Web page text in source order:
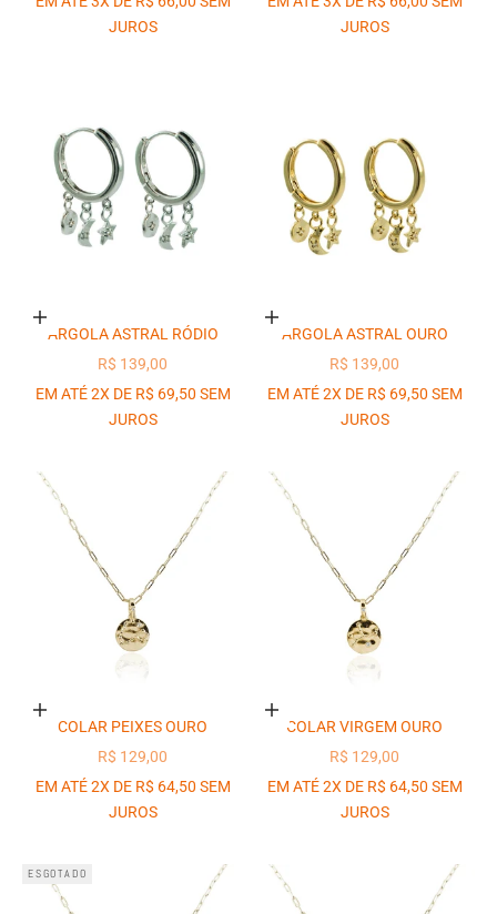
JUROS
JUROS
Adicionar ao carrinho
ARGOLA ASTRAL RÓDIO
PREÇO PROMOCIONAL
R$ 139,00
EM ATÉ 2X DE R$ 69,50 SEM
JUROS
Adicionar ao carrinho
ARGOLA ASTRAL OURO
PREÇO PROMOCIONAL
R$ 139,00
EM ATÉ 2X DE R$ 69,50 SEM
JUROS
Adicionar ao carrinho
COLAR PEIXES OURO
PREÇO PROMOCIONAL
R$ 129,00
EM ATÉ 2X DE R$ 64,50 SEM
JUROS
Adicionar ao carrinho
COLAR VIRGEM OURO
PREÇO PROMOCIONAL
R$ 129,00
EM ATÉ 2X DE R$ 64,50 SEM
JUROS
ESGOTADO